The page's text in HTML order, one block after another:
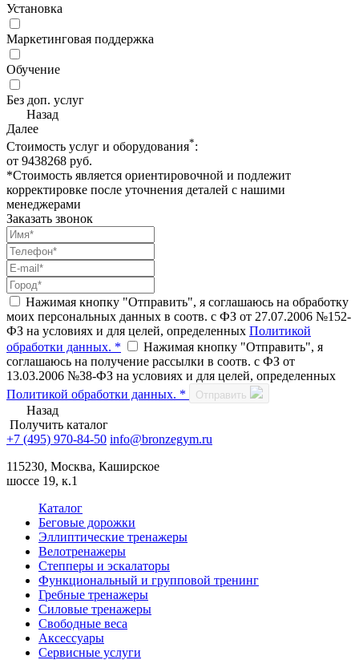
Установка
Маркетинговая поддержка
Обучение
Без доп. услуг
Назад
Далее
Стоимость услуг и оборудования*:
от 9438268 руб.
*Стоимость является ориентировочной и подлежит
корректировке после уточнения деталей с нашими
менеджерами
Заказать звонок
Нажимая кнопку "Отправить", я соглашаюсь на обработку
моих персональных данных в соотв. с ФЗ от 27.07.2006 №152-
ФЗ на условиях и для целей, определенных Политикой
обработки данных. *
Нажимая кнопку "Отправить", я
соглашаюсь на получение рассылки в соотв. с ФЗ от
13.03.2006 №38-ФЗ на условиях и для целей, определенных
Политикой обработки данных. *
Отправить
Назад
Получить каталог
+7 (495) 970-84-50 info@bronzegym.ru
115230, Москва, Каширское
шоссе 19, к.1
Каталог
Беговые дорожки
Эллиптические тренажеры
Велотренажеры
Степперы и эскалаторы
Функциональный и групповой тренинг
Гребные тренажеры
Силовые тренажеры
Свободные веса
Аксессуары
Сервисные услуги